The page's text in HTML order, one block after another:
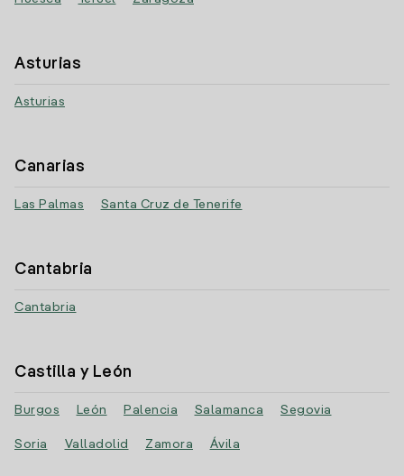
Asturias
Asturias
Canarias
Las Palmas Santa Cruz de Tenerife
Cantabria
Cantabria
Castilla y León
Burgos León Palencia Salamanca Segovia
Soria Valladolid Zamora Ávila